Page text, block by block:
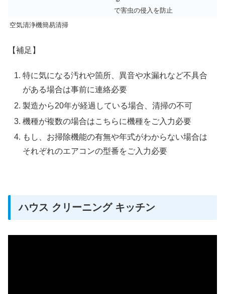
で害虫の侵入を防止
空気清浄機簡易清掃
【補足】
特に気になる汚れや箇所、異音や水漏れなど不具合
がある場合は事前に連絡必要
製造から20年が経過している場合、清掃の不可
機種が複数の場合はこちらに機種をご入力必要
もし、お掃除機能の有無や年式がわからない場合は
それぞれのエアコンの型番をご入力必要
ハウス クリーニング キッチン